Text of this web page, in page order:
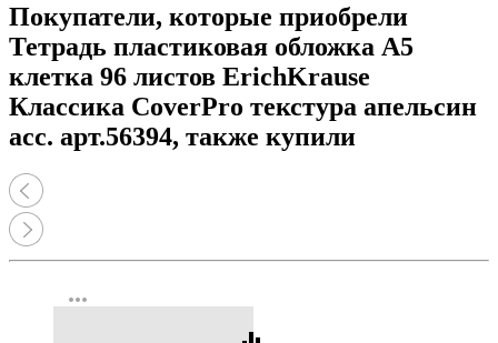
Покупатели, которые приобрели
Тетрадь пластиковая обложка А5
клетка 96 листов ErichKrause
Классика CoverPrо текстура апельсин
асс. арт.56394, также купили
more_horiz